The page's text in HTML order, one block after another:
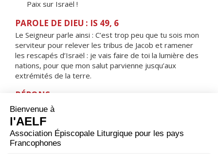
Paix sur Israël !
PAROLE DE DIEU : IS 49, 6
Le Seigneur parle ainsi : C’est trop peu que tu sois mon
serviteur pour relever les tribus de Jacob et ramener
les rescapés d’Israël : je vais faire de toi la lumière des
nations, pour que mon salut parvienne jusqu’aux
extrémités de la terre.
RÉPONS
V/ Les nations verront ta justice,
tous les rois verront ta gloire.
ORAISON
Aujourd’hui, Seigneur, tu as révélé ton Fils unique aux